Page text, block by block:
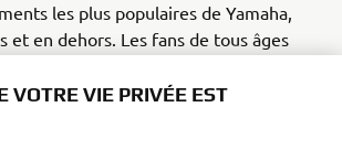
les plus populaires de Yamaha,
et en dehors. Les fans de tous âges
à capuche Yamaha à la fois naturels
VOTRE VIE PRIVÉE EST